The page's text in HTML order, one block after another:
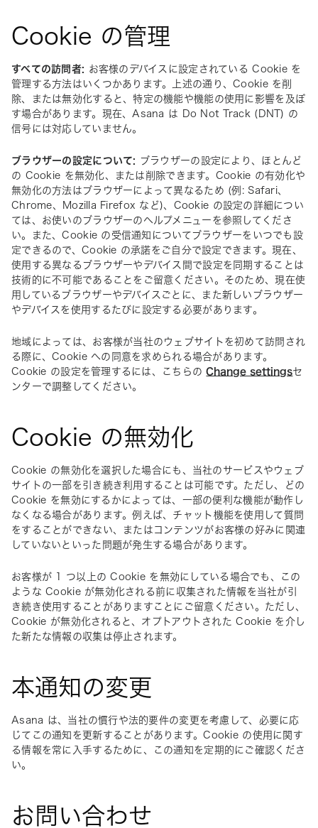
Cookie の管理
すべての訪問者: お客様のデバイスに設定されている Cookie を
管理する方法はいくつかあります。上述の通り、Cookie を削
除、または無効化すると、特定の機能や機能の使用に影響を及ぼ
す場合があります。現在、Asana は Do Not Track (DNT) の
信号には対応していません。
ブラウザーの設定について: ブラウザーの設定により、ほとんど
の Cookie を無効化、または削除できます。Cookie の有効化や
無効化の方法はブラウザーによって異なるため (例: Safari、
Chrome、Mozilla Firefox など)、Cookie の設定の詳細につい
ては、お使いのブラウザーのヘルプメニューを参照してくださ
い。また、Cookie の受信通知についてブラウザーをいつでも設
定できるので、Cookie の承諾をご自分で設定できます。現在、
使用する異なるブラウザーやデバイス間で設定を同期することは
技術的に不可能であることをご留意ください。そのため、現在使
用しているブラウザーやデバイスごとに、また新しいブラウザー
やデバイスを使用するたびに設定する必要があります。
地域によっては、お客様が当社のウェブサイトを初めて訪問され
る際に、Cookie への同意を求められる場合があります。
Cookie の設定を管理するには、こちらの Change settingsセ
ンターで調整してください。
Cookie の無効化
Cookie の無効化を選択した場合にも、当社のサービスやウェブ
サイトの一部を引き続き利用することは可能です。ただし、どの
Cookie を無効にするかによっては、一部の便利な機能が動作し
なくなる場合があります。例えば、チャット機能を使用して質問
をすることができない、またはコンテンツがお客様の好みに関連
していないといった問題が発生する場合があります。
お客様が 1 つ以上の Cookie を無効にしている場合でも、この
ような Cookie が無効化される前に収集された情報を当社が引
き続き使用することがありますことにご留意ください。ただし、
Cookie が無効化されると、オプトアウトされた Cookie を介し
た新たな情報の収集は停止されます。
本通知の変更
Asana は、当社の慣行や法的要件の変更を考慮して、必要に応
じてこの通知を更新することがあります。Cookie の使用に関す
る情報を常に入手するために、この通知を定期的にご確認くださ
い。
お問い合わせ